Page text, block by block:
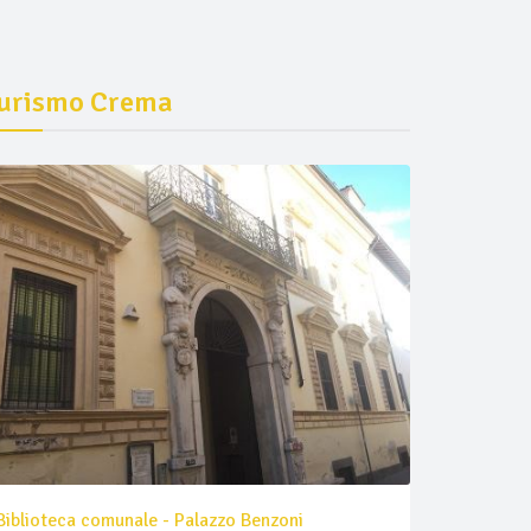
Crema
comunale - Palazzo Benzoni